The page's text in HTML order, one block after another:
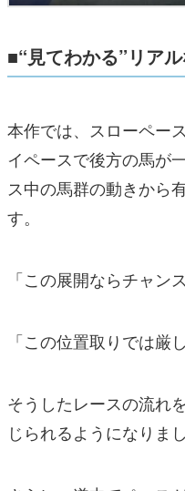
■“見てわかる”リア
本作では、スローペー
イペースで後方の馬が
ス中の馬群の動きから
す。
「この展開ならチャン
「この位置取りでは厳
そうしたレースの流れ
じられるようになりまし